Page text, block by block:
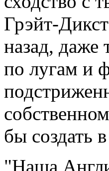
Грэйт-
назад, даже
по лугам и
бы создать
"Наша